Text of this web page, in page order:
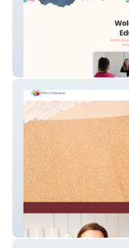
Embrace Education
Mind Cultivation